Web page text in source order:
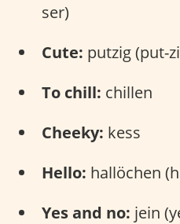
ser)
Cute: putzig (put-
To chill: chillen
Cheeky: kess
Hello: hallöchen
Yes and no: jein